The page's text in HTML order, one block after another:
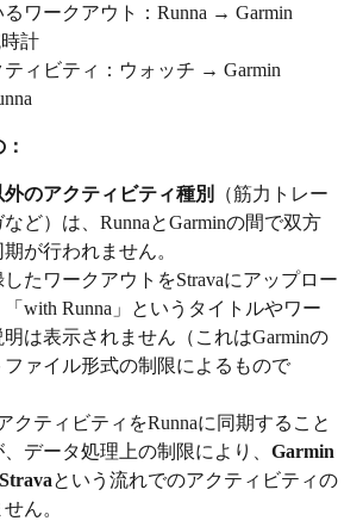
ワークアウト：Runna → Garmin
計
ティビティ：ウォッチ → Garmin
のアクティビティ種別
（筋力トレー
ど）は、RunnaとGarminの間で双方
が行われません。
したワークアウトをStravaにアップロー
「with Runna」というタイトルやワー
は表示されません（これはGarminの
ファイル形式の制限によるもので
クティビティをRunnaに同期すること
データ処理上の制限により、 Garmin
という流れでのアクティビティの
ん。